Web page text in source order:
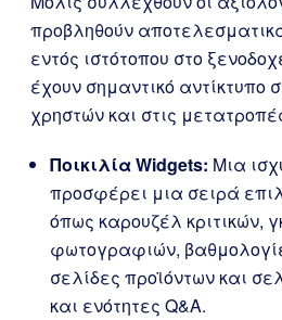
προβληθούν
εντός ιστότοπου στο
έχουν σημαντικό αντίκτυπο
χρηστών και στις
Ποικιλία Widgets: Μια
προσφέρει μια σειρά
όπως καρουζέλ κριτικών,
φωτογραφιών,
σελίδες προϊόντων και
και ενότητες Q&A.